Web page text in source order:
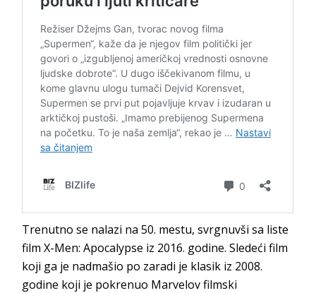
Trenutno se nalazi na 50. mestu, svrgnuvši sa liste
film X-Men: Apocalypse iz 2016. godine. Sledeći film
koji ga je nadmašio po zaradi je klasik iz 2008.
godine koji je pokrenuo Marvelov filmski